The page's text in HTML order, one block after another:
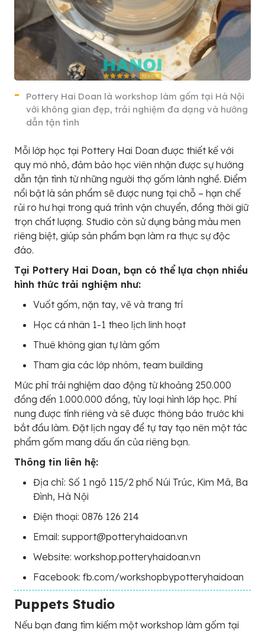
Pottery Hai Doan là workshop làm gốm tại Hà Nội
với không gian đẹp, trải nghiệm đa dạng và hướng
dẫn tận tình
Mỗi lớp học tại Pottery Hai Doan được thiết kế với
quy mô nhỏ, đảm bảo học viên nhận được sự hướng
dẫn tận tình từ những người thợ gốm lành nghề. Điểm
nổi bật là sản phẩm sẽ được nung tại chỗ – hạn chế
rủi ro hư hại trong quá trình vận chuyển, đồng thời giữ
trọn chất lượng. Studio còn sử dụng bảng màu men
riêng biệt, giúp sản phẩm bạn làm ra thực sự độc
đáo.
Tại Pottery Hai Doan, bạn có thể lựa chọn nhiều
hình thức trải nghiệm như:
Vuốt gốm, nặn tay, vẽ và trang trí
Học cá nhân 1-1 theo lịch linh hoạt
Thuê không gian tự làm gốm
Tham gia các lớp nhóm, team building
Mức phí trải nghiệm dao động từ khoảng 250.000
đồng đến 1.000.000 đồng, tùy loại hình lớp học. Phí
nung được tính riêng và sẽ được thông báo trước khi
bắt đầu làm. Đặt lịch ngay để tự tay tạo nên một tác
phẩm gốm mang dấu ấn của riêng bạn.
Thông tin liên hệ:
Địa chỉ: Số 1 ngõ 115/2 phố Núi Trúc, Kim Mã, Ba
Đình, Hà Nội
Điện thoại: 0876 126 214
Email: support@potteryhaidoan.vn
Website: workshop.potteryhaidoan.vn
Facebook: fb.com/workshopbypotteryhaidoan
Puppets Studio
Nếu bạn đang tìm kiếm một workshop làm gốm tại